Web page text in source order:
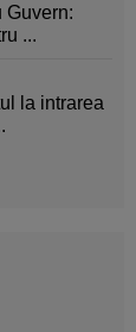
Guvern:
...
la intrarea